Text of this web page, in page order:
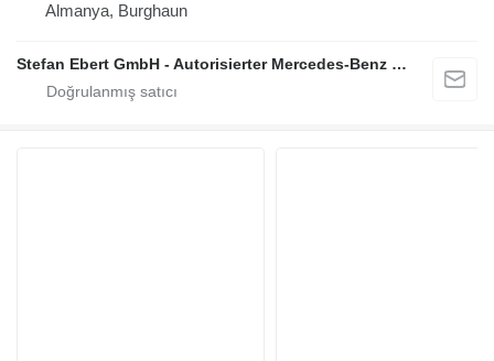
Almanya, Burghaun
Stefan Ebert GmbH - Autorisierter Mercedes-Benz Servicepartner